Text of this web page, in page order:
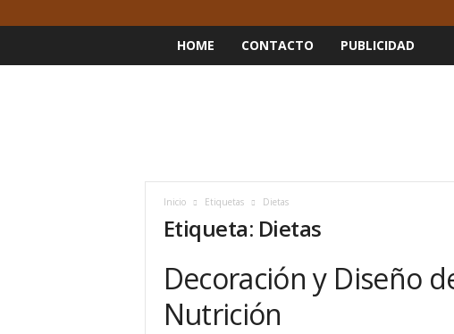
HOME CONTACTO PUBLICIDAD
Inicio Etiquetas Dietas
Etiqueta: Dietas
Decoración y Diseño
Nutrición